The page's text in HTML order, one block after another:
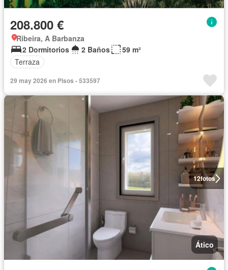
208.800 €
Ribeira, A Barbanza
2 Dormitorios
2 Baños
59 m²
Terraza
29 may 2026 en Pisos - 533597
12fotos
Ático